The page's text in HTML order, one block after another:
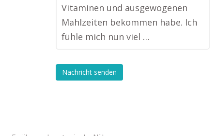
Vitaminen und ausgewogenen
Mahlzeiten bekommen habe. Ich
fühle mich nun viel …
Nachricht senden